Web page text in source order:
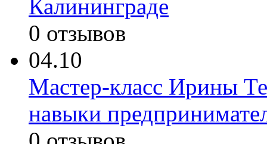
Калининграде
0 отзывов
04.10
Мастер-класс Ирины
навыки